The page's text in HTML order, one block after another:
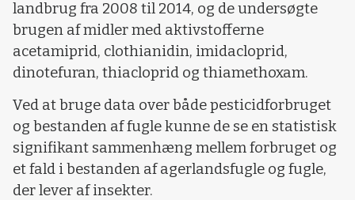
landbrug fra 2008 til 2014, og de undersøgte
brugen af midler med aktivstofferne
acetamiprid, clothianidin, imidacloprid,
dinotefuran, thiacloprid og thiamethoxam.
Ved at bruge data over både pesticidforbruget
og bestanden af fugle kunne de se en statistisk
signifikant sammenhæng mellem forbruget og
et fald i bestanden af agerlandsfugle og fugle,
der lever af insekter.